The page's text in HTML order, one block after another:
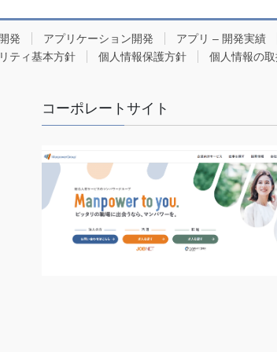
発 アプリケーション開発 アプリ – 開発実績
ティ基本方針 個人情報保護方針 個人情報の
コーポレートサイト